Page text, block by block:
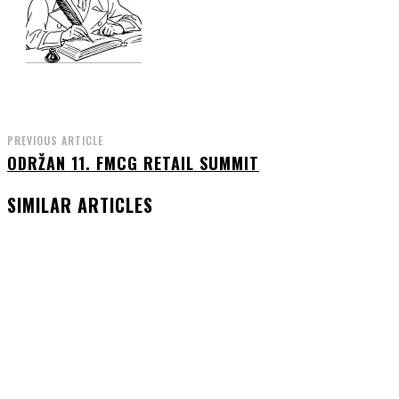
PREVIOUS ARTICLE
ODRŽAN 11. FMCG RETAIL SUMMIT
SIMILAR ARTICLES